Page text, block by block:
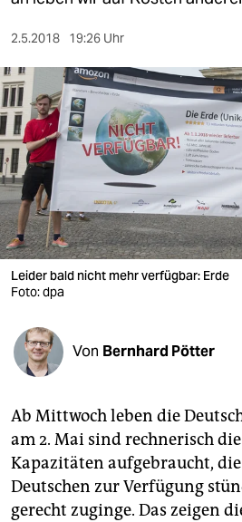
sport
berlin
nord
wahrheit
verlag
verlag
veranstaltungen
shop
fragen & hilfe
unterstützen
abo
genossenschaft
epaper login
2.5.2018 19:26 Uhr
Leider bald nicht mehr verfügbar: Erde
Foto: dpa
Von Bernhard Pötter
Ab Mittwoch leben die
am 2. Mai sind rechnerisch
Kapazitäten aufgebraucht,
Deutschen zur Verfügung
gerecht zuginge. Das zeigen